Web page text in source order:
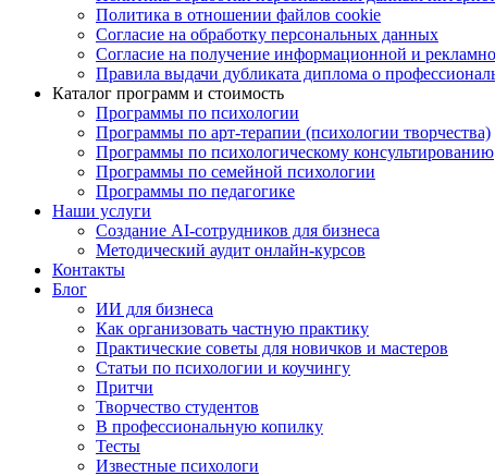
Политика в отношении файлов cookie
Согласие на обработку персональных данных
Согласие на получение информационной и
Правила выдачи дубликата диплома о
Каталог программ и стоимость
Программы по психологии
Программы по арт-терапии (психологии творчества)
Программы по психологическому консультированию
Программы по семейной психологии
Программы по педагогике
Наши услуги
Создание AI-сотрудников для бизнеса
Методический аудит онлайн-курсов
Контакты
Блог
ИИ для бизнеса
Как организовать частную практику
Практические советы для новичков и мастеров
Статьи по психологии и коучингу
Притчи
Творчество студентов
В профессиональную копилку
Тесты
Известные психологи